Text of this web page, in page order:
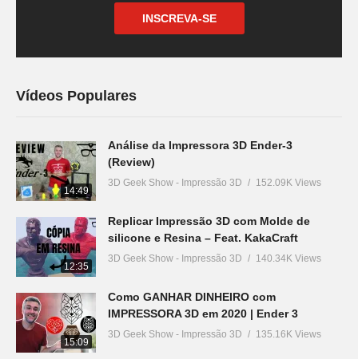
INSCREVA-SE
Vídeos Populares
14:49
Análise da Impressora 3D Ender-3
(Review)
3D Geek Show - Impressão 3D 152.09K Views
12:35
Replicar Impressão 3D com Molde de
silicone e Resina – Feat. KakaCraft
3D Geek Show - Impressão 3D 140.34K Views
15:09
Como GANHAR DINHEIRO com
IMPRESSORA 3D em 2020 | Ender 3
3D Geek Show - Impressão 3D 135.16K Views